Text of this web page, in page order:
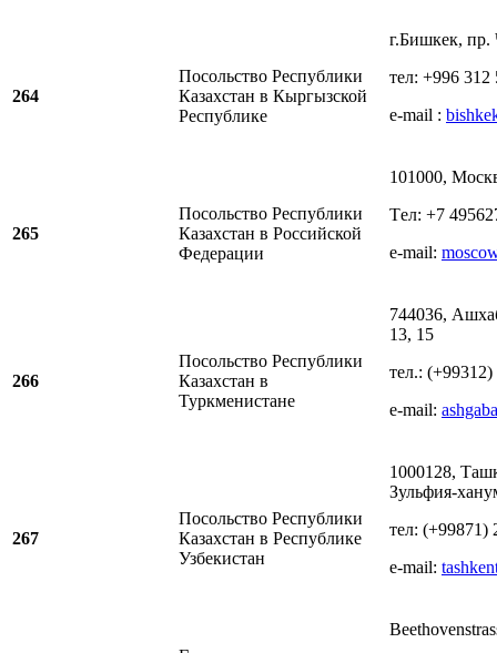
264
Посольство Республики
Казахстан в Кыргызской
Республике
г.Бишкек,
тел: +996 312
e-mail :
265
Посольство Республики
Казахстан в Российской
Федерации
101000,
Tел: +7
e-mail:
266
Посольство Республики
Казахстан в
Туркменистане
744036,
13, 15
тел.:
e-mail:
267
Посольство Республики
Казахстан в Республике
Узбекистан
1000128,
Зульфия-
тeл: (+99871)
e-mail: